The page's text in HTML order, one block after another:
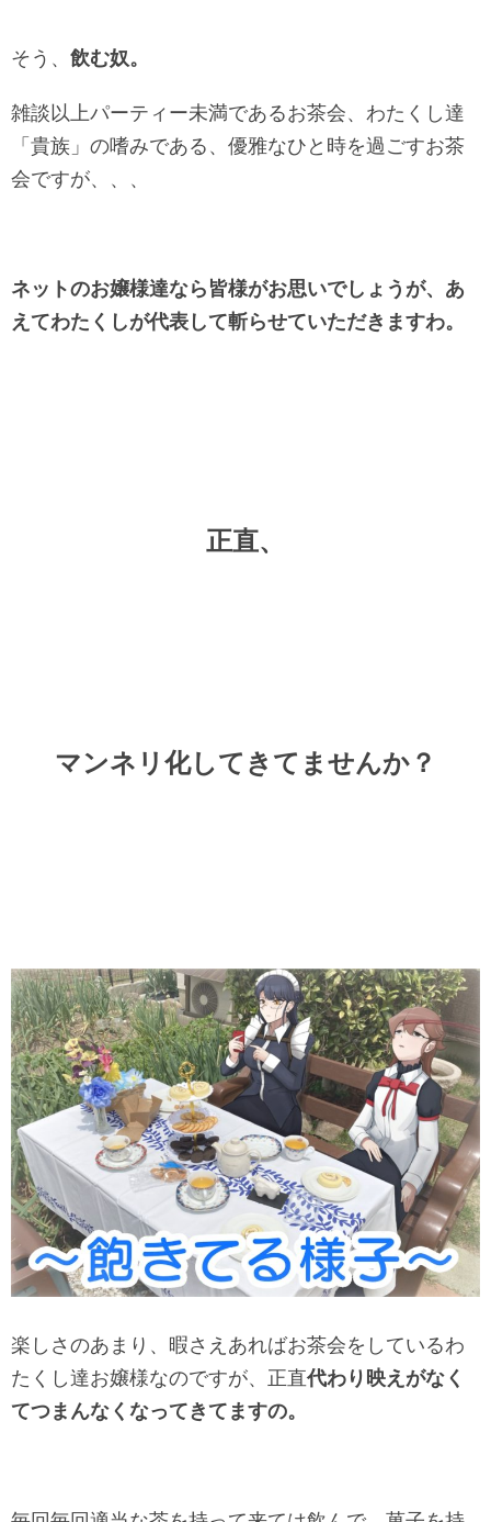
そう、 飲む奴。
雑談以上パーティー未満であるお茶会、わたくし達
「貴族」の嗜みである、優雅なひと時を過ごすお茶
会ですが、、、
ネットのお嬢様達なら皆様がお思いでしょうが、あ
えてわたくしが代表して斬らせていただきますわ。
正直、
マンネリ化してきてませんか？
楽しさのあまり、暇さえあればお茶会をしているわ
たくし達お嬢様なのですが、正直代わり映えがなく
てつまんなくなってきてますの。